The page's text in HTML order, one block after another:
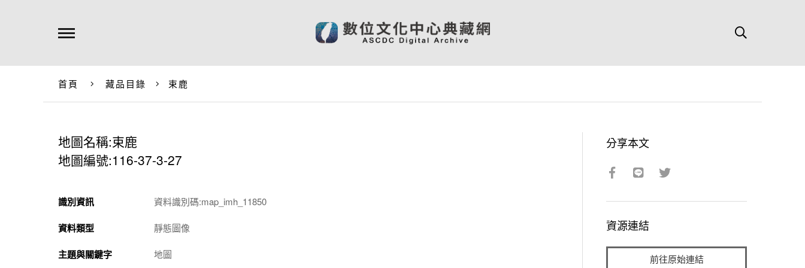
首頁 藏品目錄 束鹿
地圖名稱:束鹿
地圖編號:116-37-3-27
識別資訊 資料識別碼:map_imh_11850
資料類型 靜態圖像
主題與關鍵字 地圖
分享本文
資源連結
前往原始連結